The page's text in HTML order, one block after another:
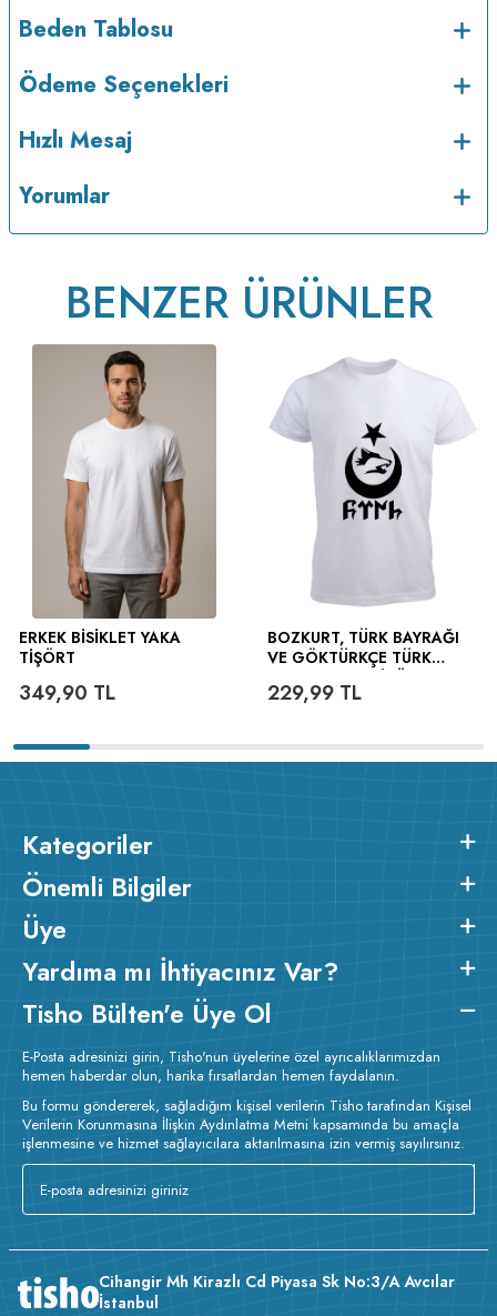
Beden Tablosu
Ödeme Seçenekleri
Hızlı Mesaj
Yorumlar
BENZER ÜRÜNLER
ERKEK BISIKLET YAKA
TIŞÖRT
349,90 TL
BOZKURT, TÜRK BAYRAĞI
VE GÖKTÜRKÇE TÜRK
229,99TL
Kategoriler
Önemli Bilgiler
Üye
Yardıma mı İhtiyacınız Var?
Tisho Bülten'e Üye Ol
E-Posta adresinizi girin, Tisho'nun üyelerine özel ayrıcalıklarımızdan
hemen haberdar olun, harika fırsatlardan hemen faydalanın.
Bu formu göndererek, sağladığım kişisel verilerin Tisho tarafından Kişisel
Verilerin Korunmasına İlişkin Aydınlatma Metni kapsamında bu amaçla
işlenmesine ve hizmet sağlayıcılara aktarılmasına izin vermiş sayılırsınız.
Cihangir Mh Kirazlı Cd Piyasa Sk No:3/A Avcılar
İstanbul